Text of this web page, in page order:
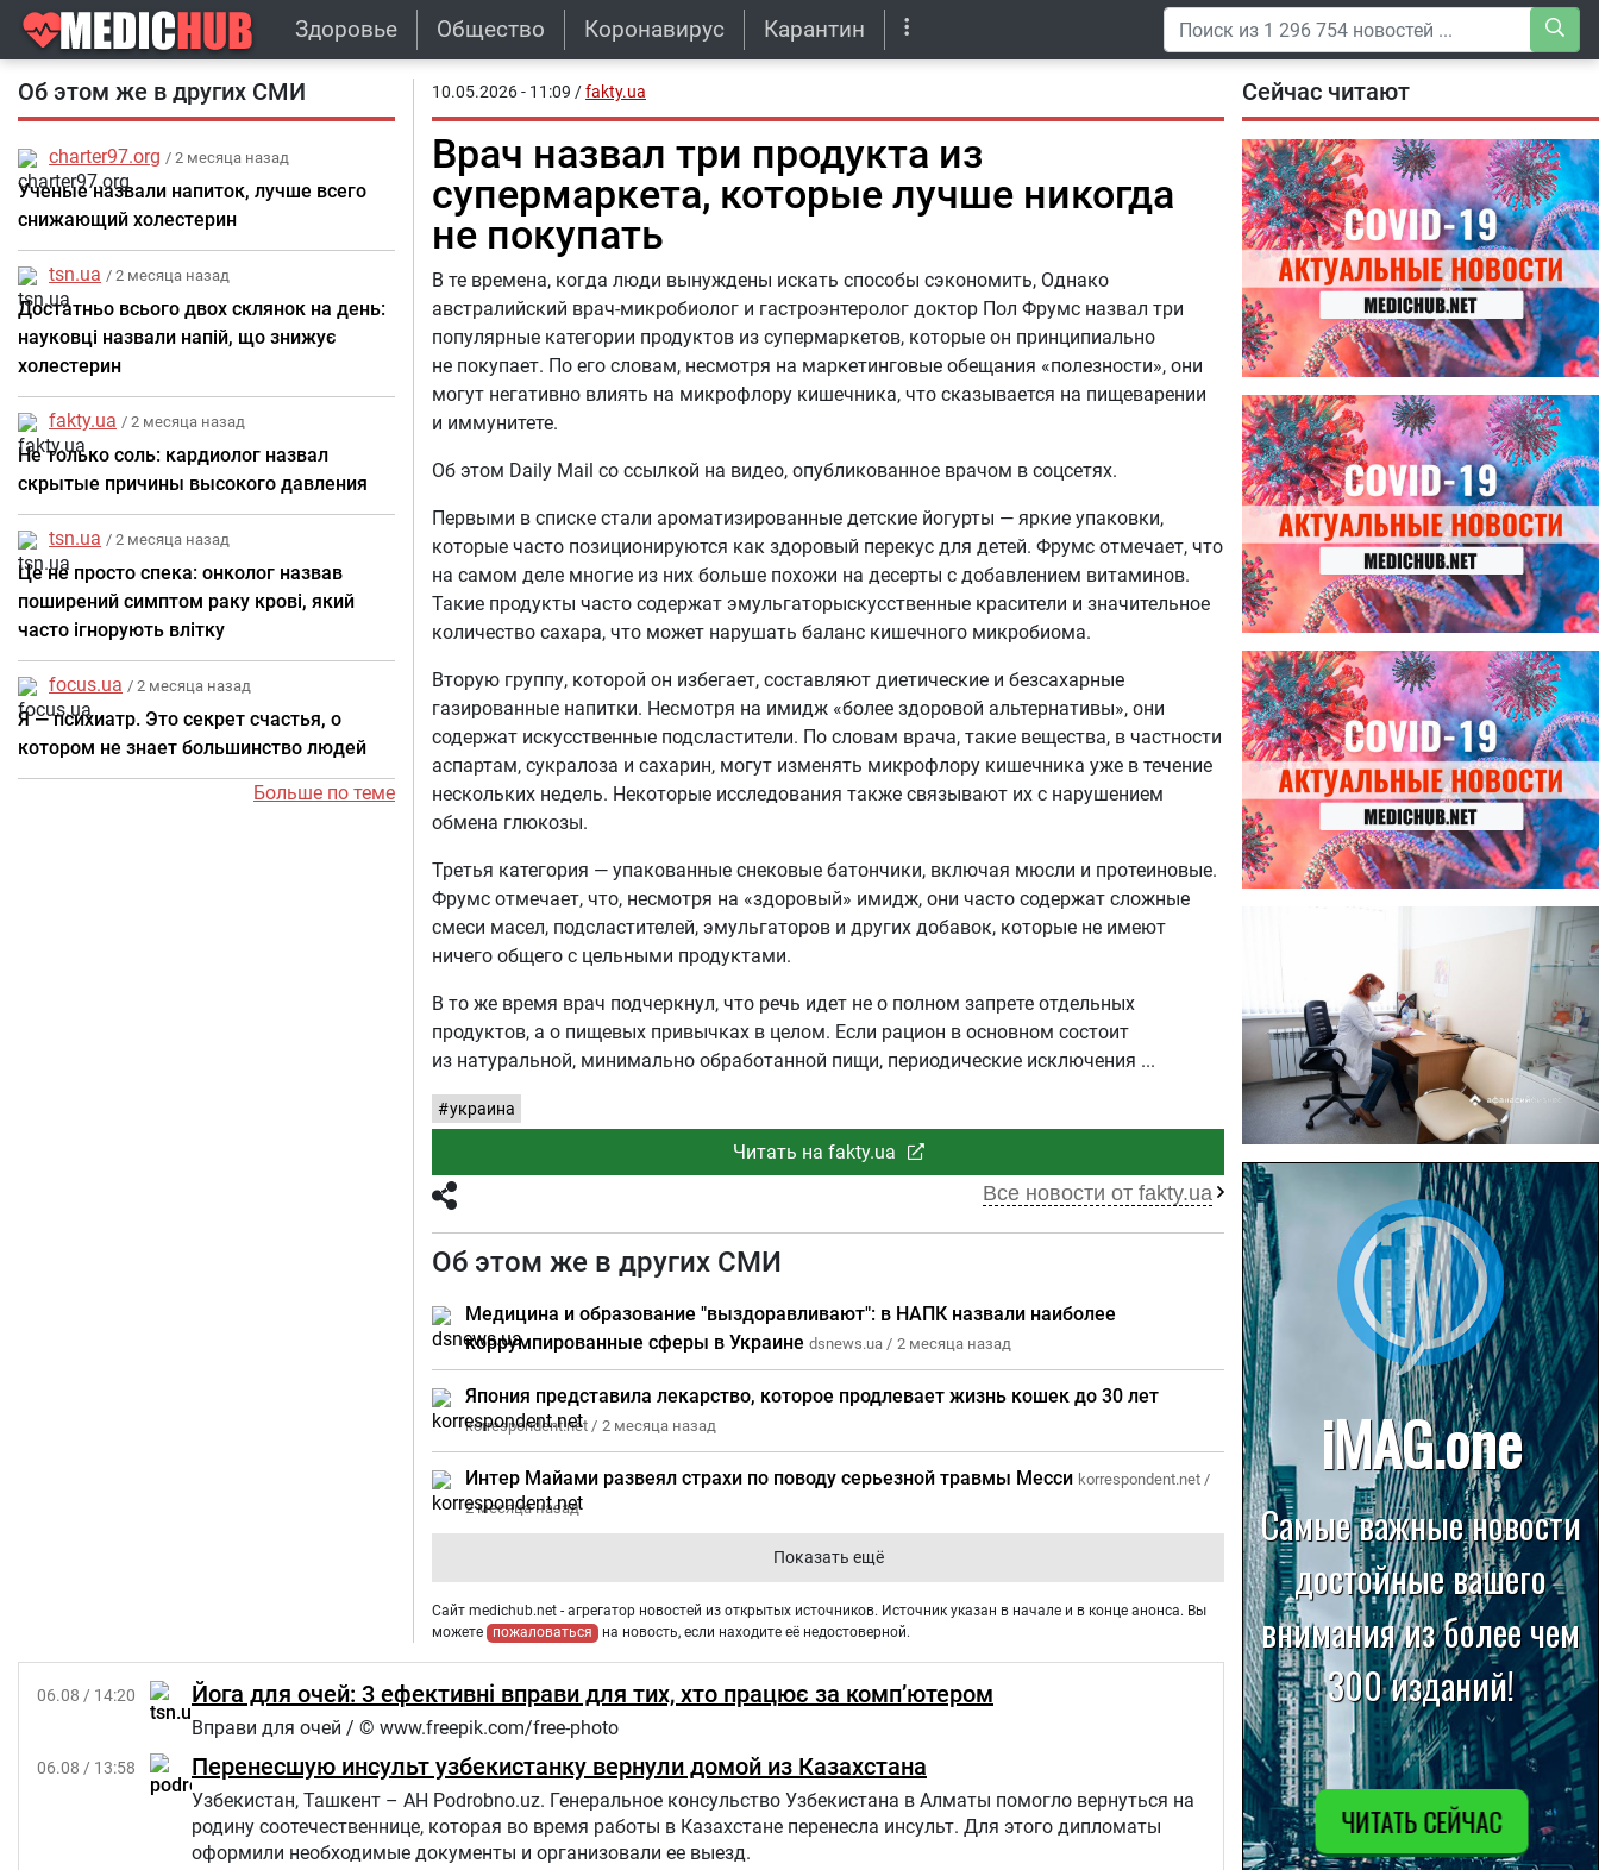
Здоровье Общество Коронавирус Карантин
Об этом же в других СМИ
charter97.org / 2 месяца назад
Ученые назвали напиток, лучше всего
снижающий холестерин
tsn.ua / 2 месяца назад
Достатньо всього двох склянок на день:
науковці назвали напій, що знижує
холестерин
fakty.ua / 2 месяца назад
Не только соль: кардиолог назвал
скрытые причины высокого давления
tsn.ua / 2 месяца назад
Це не просто спека: онколог назвав
поширений симптом раку крові, який
часто ігнорують влітку
focus.ua / 2 месяца назад
Я — психиатр. Это секрет счастья, о
котором не знает большинство людей
Больше по теме
10.05.2026 - 11:09 /fakty.ua
Врач назвал три продукта из
супермаркета, которые лучше никогда
не покупать
В те времена, когда люди вынуждены искать способы сэкономить, Однако
австралийский врач-микробиолог и гастроэнтеролог доктор Пол Фрумс назвал три
популярные категории продуктов из супермаркетов, которые он принципиально
не покупает. По его словам, несмотря на маркетинговые обещания «полезности», они
могут негативно влиять на микрофлору кишечника, что сказывается на пищеварении
и иммунитете.
Об этом Daily Mail со ссылкой на видео, опубликованное врачом в соцсетях.
Первыми в списке стали ароматизированные детские йогурты — яркие упаковки,
которые часто позиционируются как здоровый перекус для детей. Фрумс отмечает, что
на самом деле многие из них больше похожи на десерты с добавлением витаминов.
Такие продукты часто содержат эмульгаторыскусственные красители и значительное
количество сахара, что может нарушать баланс кишечного микробиома.
Вторую группу, которой он избегает, составляют диетические и безсахарные
газированные напитки. Несмотря на имидж «более здоровой альтернативы», они
содержат искусственные подсластители. По словам врача, такие вещества, в частности
аспартам, сукралоза и сахарин, могут изменять микрофлору кишечника уже в течение
нескольких недель. Некоторые исследования также связывают их с нарушением
обмена глюкозы.
Третья категория — упакованные снековые батончики, включая мюсли и протеиновые.
Фрумс отмечает, что, несмотря на «здоровый» имидж, они часто содержат сложные
смеси масел, подсластителей, эмульгаторов и других добавок, которые не имеют
ничего общего с цельными продуктами.
В то же время врач подчеркнул, что речь идет не о полном запрете отдельных
продуктов, а о пищевых привычках в целом. Если рацион в основном состоит
из натуральной, минимально обработанной пищи, периодические исключения
украина
Читать на fakty.ua
Все новости от fakty.ua
Об этом же в других СМИ
Медицина и образование "выздоравливают": в НАПК назвали наиболее
коррумпированные сферы в Украине dsnews.ua / 2 месяца назад
Япония представила лекарство, которое продлевает жизнь кошек до 30 лет
korrespondent.net / 2 месяца назад
Интер Майами развеял страхи по поводу серьезной травмы Месси korrespondent.net /
2 месяца назад
Показать ещё
Сайт medichub.net - агрегатор новостей из открытых источников. Источник указан в начале и в конце анонса. Вы
можете
пожаловаться на новость, если находите её недостоверной.
06.08 / 14:20 Йога для очей: 3 ефективні вправи для тих, хто працює за комп’ютером
Вправи для очей / © www.freepik.com/free-photo
06.08 / 13:58 Перенесшую инсульт узбекистанку вернули домой из Казахстана
Узбекистан, Ташкент – АН Podrobno.uz. Генеральное консульство Узбекистана в Алматы помогло вернуться на
родину соотечественнице, которая во время работы в Казахстане перенесла инсульт. Для этого дипломаты
оформили необходимые документы и организовали ее выезд.
Сейчас читают
04.08.2026
Специалисты дали советы, как
правильно пить витамины
27.07.2026
Лучше фасоли: диетолог
названа 8 продуктов,
содержащих много клетчатки
угрозы: что нужно знать о
летних инфекциях
22.07.2026
Больница в Спирово работает
без рентгеновского кабинета